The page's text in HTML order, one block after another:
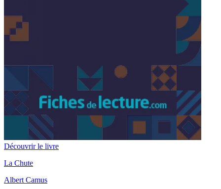
Découvrir le livre
La Chute
Albert Camus